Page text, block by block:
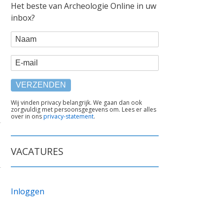
Het beste van Archeologie Online in uw
inbox?
WEBFORM
Naam
E-mail
TEKST
ONDER
FORMULIER
Wij vinden privacy belangrijk. We gaan dan ook
zorgvuldig met persoonsgegevens om. Lees er alles
over in onsprivacy-statement.
VACATURES
Inloggen